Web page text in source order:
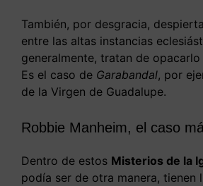
También, por desgracia,
entre las altas instancias
generalmente, tratan de
Es el caso de Garabandal, por
de la Virgen de Guadalupe.
Robbie Manheim, el caso
Dentro de estos Misterios de la
podía ser de otra manera, tienen